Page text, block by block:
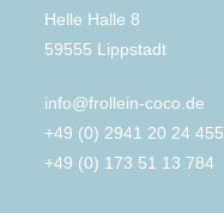
Helle Halle 8
59555 Lippstadt
info@frollein-coco.de
+49 (0) 2941 20 24 455
+49 (0) 173 51 13 784